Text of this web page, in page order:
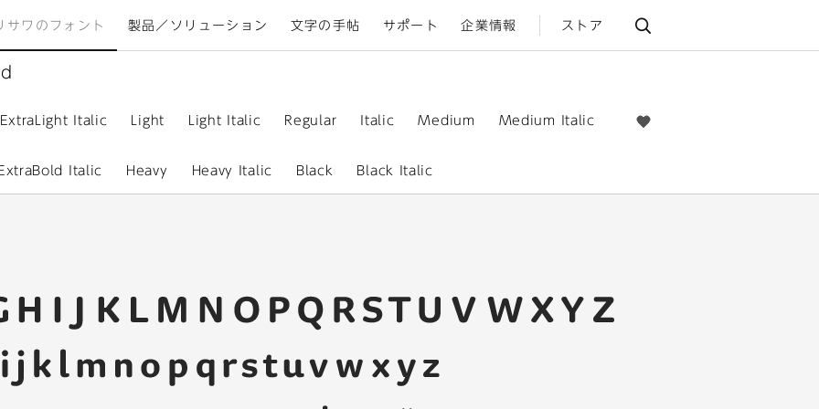
サワのフォント 製品／ソリューション 文字の手帖 サポート 企業情報 ストア
ExtraLight Italic Light Light Italic Regular Italic Medium Medium Italic
Italic Heavy Heavy Italic Black Black Italic